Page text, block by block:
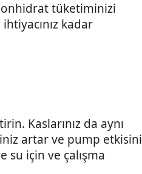
tüketiminizi
kadar
Kaslarınız da aynı
artar ve pump etkisini
su için ve çalışma